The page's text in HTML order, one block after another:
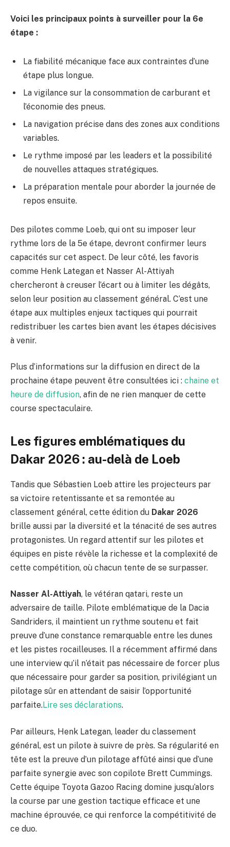
Voici les principaux points à surveiller pour la 6e
étape :
La fiabilité mécanique face aux contraintes d’une
étape plus longue.
La vigilance sur la consommation de carburant et
l’économie des pneus.
La navigation précise dans des zones aux conditions
variables.
Le rythme imposé par les leaders et la possibilité
de nouvelles attaques stratégiques.
La préparation mentale pour aborder la journée de
repos ensuite.
Des pilotes comme Loeb, qui ont su imposer leur
rythme lors de la 5e étape, devront confirmer leurs
capacités sur cet aspect. De leur côté, les favoris
comme Henk Lategan et Nasser Al-Attiyah
chercheront à creuser l’écart ou à limiter les dégâts,
selon leur position au classement général. C’est une
étape aux multiples enjeux tactiques qui pourrait
redistribuer les cartes bien avant les étapes décisives
à venir.
Plus d’informations sur la diffusion en direct de la
prochaine étape peuvent être consultées ici : chaine et
heure de diffusion, afin de ne rien manquer de cette
course spectaculaire.
Les figures emblématiques du
Dakar 2026 : au-delà de Loeb
Tandis que Sébastien Loeb attire les projecteurs par
sa victoire retentissante et sa remontée au
classement général, cette édition du Dakar 2026
brille aussi par la diversité et la ténacité de ses autres
protagonistes. Un regard attentif sur les pilotes et
équipes en piste révèle la richesse et la complexité de
cette compétition, où chacun tente de se surpasser.
Nasser Al-Attiyah, le vétéran qatari, reste un
adversaire de taille. Pilote emblématique de la Dacia
Sandriders, il maintient un rythme soutenu et fait
preuve d’une constance remarquable entre les dunes
et les pistes rocailleuses. Il a récemment affirmé dans
une interview qu’il n’était pas nécessaire de forcer plus
que nécessaire pour garder sa position, privilégiant un
pilotage sûr en attendant de saisir l’opportunité
parfaite.Lire ses déclarations.
Par ailleurs, Henk Lategan, leader du classement
général, est un pilote à suivre de près. Sa régularité en
tête est la preuve d’un pilotage affûté ainsi que d’une
parfaite synergie avec son copilote Brett Cummings.
Cette équipe Toyota Gazoo Racing domine jusqu’alors
la course par une gestion tactique efficace et une
machine éprouvée, ce qui renforce la compétitivité de
ce duo.